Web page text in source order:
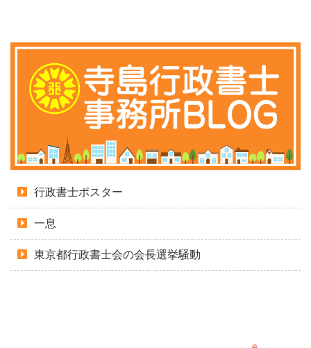
行政書士ポスター
一息
東京都行政書士会の会長選挙騒動